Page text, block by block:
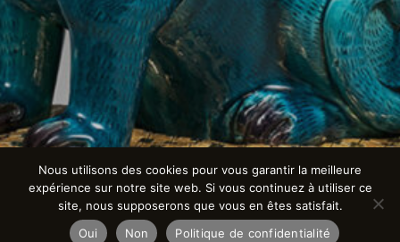
Nous utilisons des cookies pour vous garantir la meilleure
expérience sur notre site web. Si vous continuez à utiliser ce
site, nous supposerons que vous en êtes satisfait.
Oui
Non Politique de confidentialité